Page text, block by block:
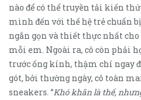
nào để có thể truyền tải kiến
mình đến với thế hệ trẻ chuẩn
ngắn gọn và thiết thực nhất
mỗi em. Ngoài ra, cô còn phải
trước ống kính, thậm chí ngay
gót, bởi thường ngày, cô toàn
sneakers. “Khó khăn là thế,